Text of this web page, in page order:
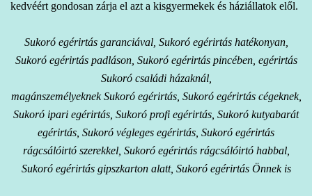
kedvéért gondosan zárja el azt a kisgyermekek és háziállatok elől.
Sukoró egérirtás garanciával, Sukoró egérirtás hatékonyan,
Sukoró egérirtás padláson, Sukoró egérirtás pincében, egérirtás
Sukoró családi házaknál,
magánszemélyeknek Sukoró egérirtás, Sukoró egérirtás cégeknek,
Sukoró ipari egérirtás, Sukoró profi egérirtás, Sukoró kutyabarát
egérirtás, Sukoró végleges egérirtás, Sukoró egérirtás
rágcsálóirtó szerekkel, Sukoró egérirtás rágcsálóirtó habbal,
Sukoró egérirtás gipszkarton alatt, Sukoró egérirtás Önnek is